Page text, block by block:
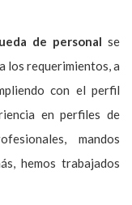
de personal se
los requerimientos, a
con el perfil
en perfiles de
mandos
hemos trabajados